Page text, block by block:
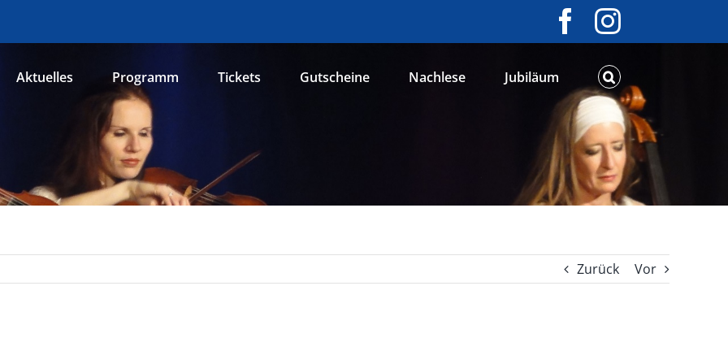
Facebook
Instagram
Aktuelles Programm Tickets Gutscheine Nachlese Jubiläum
Zurück Vor